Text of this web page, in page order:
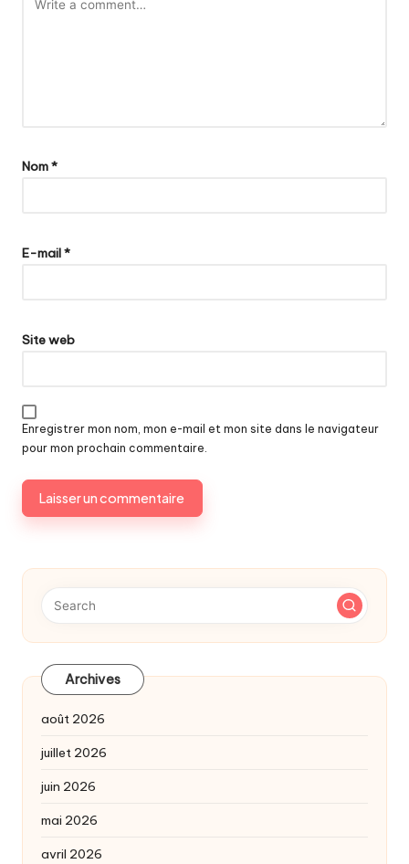
Nom*
E-mail*
Site web
Enregistrer mon nom, mon e-mail et mon site dans le navigateur
pour mon prochain commentaire.
Archives
août 2026
juillet 2026
juin 2026
mai 2026
avril 2026